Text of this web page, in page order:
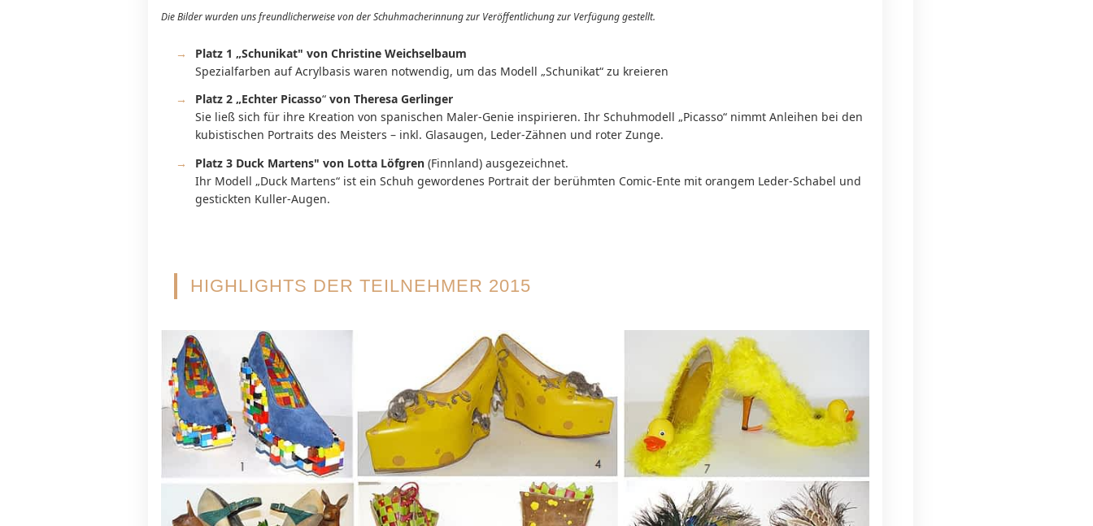
Die Bilder wurden uns freundlicherweise von der Schuhmacherinnung zur Veröffentlichung zur Verfügung gestellt.
​Platz 1 „Schunikat" von Christine Weichselbaum
Spezialfarben auf Acrylbasis waren notwendig, um das Modell „Schunikat“ zu kreieren
Platz 2 „Echter Picasso“ von Theresa Gerlinger
Sie ließ sich für ihre Kreation von spanischen Maler-Genie inspirieren. Ihr Schuhmodell „Picasso“ nimmt Anleihen bei den
kubistischen Portraits des Meisters – inkl. Glasaugen, Leder-Zähnen und roter Zunge.
Platz 3 Duck Martens" von Lotta Löfgren (Finnland) ausgezeichnet.
Ihr Modell „Duck Martens“ ist ein Schuh gewordenes Portrait der berühmten Comic-Ente mit orangem Leder-Schabel und
gestickten Kuller-Augen.
HIGHLIGHTS DER TEILNEHMER 2015